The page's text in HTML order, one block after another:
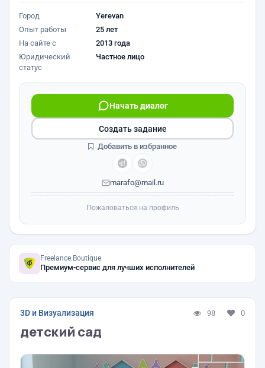
Город
Yerevan
Опыт работы
25 лет
На сайте с
2013 года
Юридический
статус
Частное лицо
Начать диалог
marafo@mail.ru
Создать задание
Добавить в избранное
Пожаловаться на профиль
Freelance.Boutique
Премиум-сервис для лучших исполнителей
3D и Визуализация 98 0
детский сад